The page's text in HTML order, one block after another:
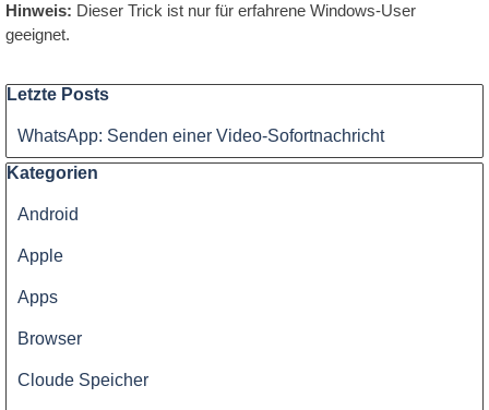
Hinweis: Dieser Trick ist nur für erfahrene Windows-User
geeignet.
Block überspringen Letzte Posts
Letzte Posts
WhatsApp: Senden einer Video-Sofortnachricht
Block überspringen Kategorien
Kategorien
Android
Apple
Apps
Browser
Cloude Speicher